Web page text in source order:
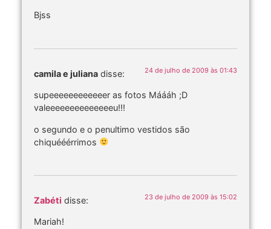
Bjss
camila e juliana disse: 24 de julho de 2009 às 01:43
supeeeeeeeeeeeer as fotos Máááh ;D
valeeeeeeeeeeeeeeu!!!
o segundo e o penultimo vestidos são
chiquééérrimos
Zabéti disse: 23 de julho de 2009 às 15:02
Mariah!